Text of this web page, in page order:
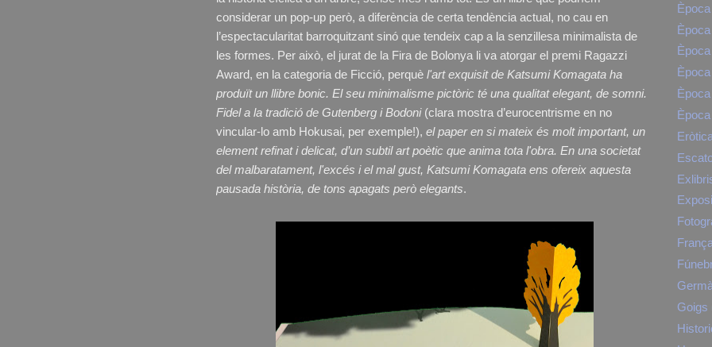
considerar un pop-up però, a diferència de certa tendència actual, no cau en
l’espectacularitat barroquitzant sinó que tendeix cap a la senzillesa minimalista de
les formes. Per això, el jurat de la Fira de Bolonya li va atorgar el premi Ragazzi
Award, en la categoria de Ficció, perquè l'art exquisit de Katsumi Komagata ha
produït un llibre bonic. El seu minimalisme pictòric té una qualitat elegant, de somni.
Fidel a la tradició de Gutenberg i Bodoni(clara mostra d’eurocentrisme en no
vincular-lo amb Hokusai, per exemple!), el paper en si mateix és molt important, un
element refinat i delicat, d’un subtil art poètic que anima tota l'obra. En una societat
del malbaratament, l'excés i el mal gust, Katsumi Komagata ens ofereix aquesta
pausada història, de tons apagats però elegants.
Eròtica
França
Goigs